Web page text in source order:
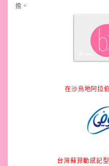
擔。
在沙烏地阿拉
台灣蘇菲動感記